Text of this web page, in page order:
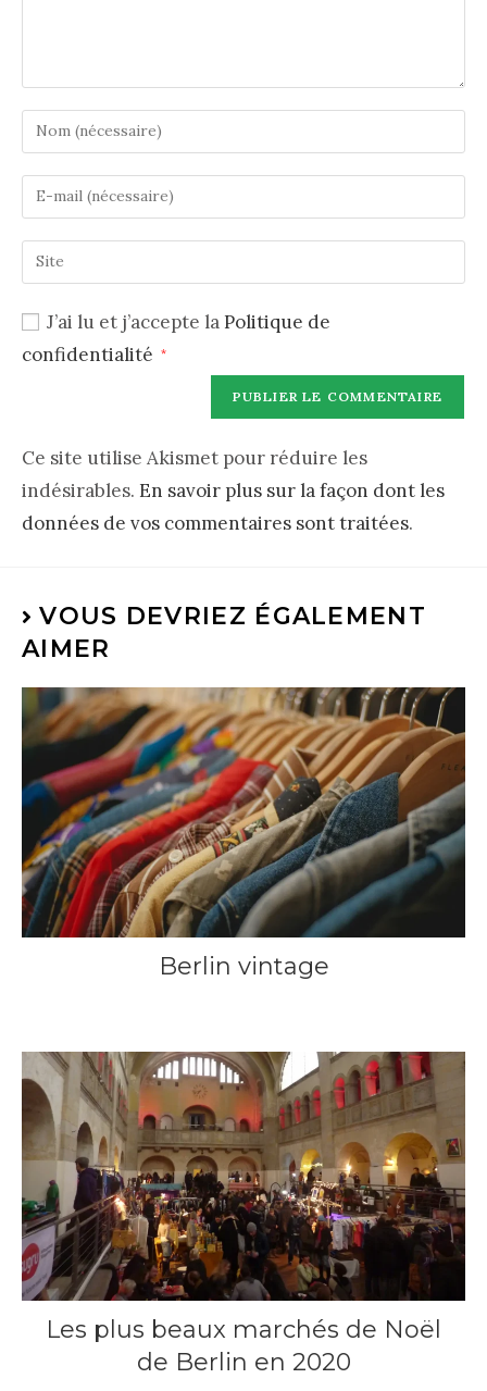
J’ai lu et j’accepte laPolitique de
confidentialité
*
Ce site utilise Akismet pour réduire les
indésirables. En savoir plus sur la façon dont les
données de vos commentaires sont traitées.
VOUS DEVRIEZ ÉGALEMENT
AIMER
Berlin vintage
Les plus beaux marchés de Noël
de Berlin en 2020